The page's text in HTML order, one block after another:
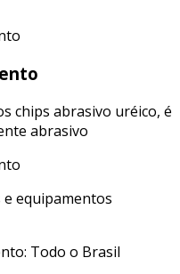
chips abrasivo uréico, é
abrasivo
equipamentos
Todo o Brasil